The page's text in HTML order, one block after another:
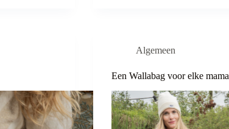
Algemeen
Een Wallabag voor elke mama